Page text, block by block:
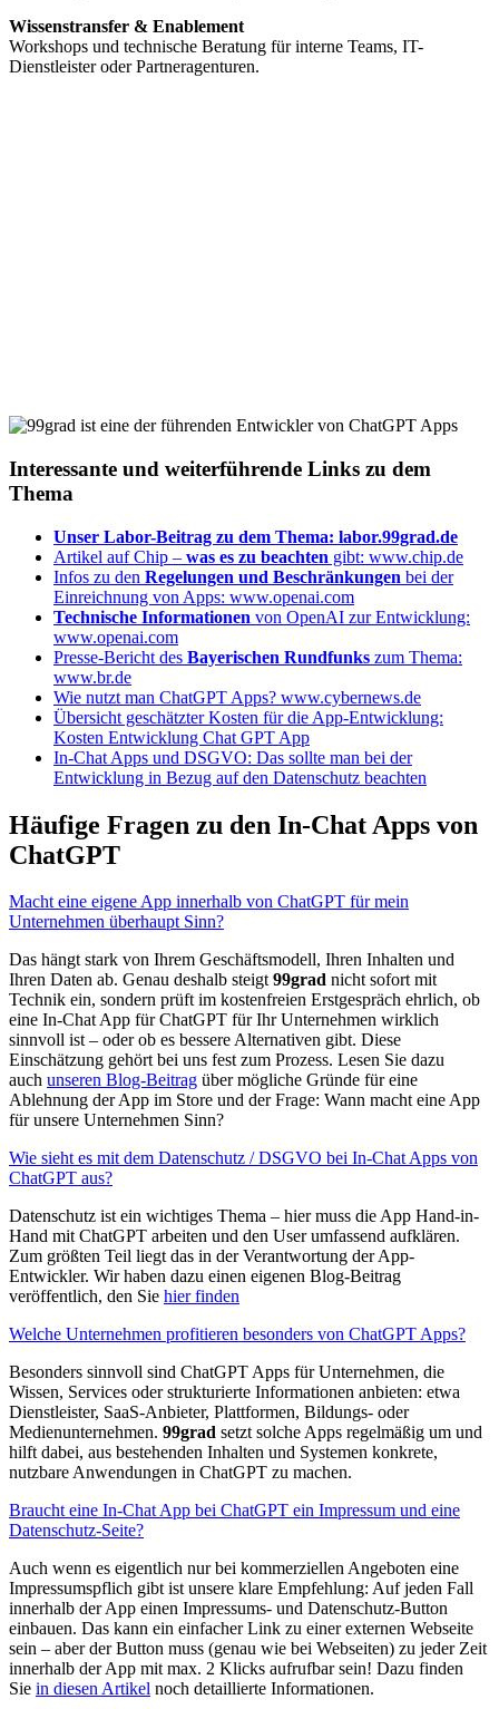
Wissenstransfer & Enablement
Workshops und technische Beratung für interne Teams, IT-
Dienstleister oder Partneragenturen.
Interessante und weiterführende Links zu dem
Thema
Unser Labor-Beitrag zu dem Thema: labor.99grad.de
Artikel auf Chip – was es zu beachten gibt: www.chip.de
Infos zu den Regelungen und Beschränkungen bei der
Einreichnung von Apps: www.openai.com
Technische Informationen von OpenAI zur Entwicklung:
www.openai.com
Presse-Bericht des Bayerischen Rundfunks zum Thema:
www.br.de
Wie nutzt man ChatGPT Apps? www.cybernews.de
Übersicht geschätzter Kosten für die App-Entwicklung:
Kosten Entwicklung Chat GPT App
In-Chat Apps und DSGVO: Das sollte man bei der
Entwicklung in Bezug auf den Datenschutz beachten
Häufige Fragen zu den In-Chat Apps von
ChatGPT
Macht eine eigene App innerhalb von ChatGPT für mein
Unternehmen überhaupt Sinn?
Das hängt stark von Ihrem Geschäftsmodell, Ihren Inhalten und
Ihren Daten ab. Genau deshalb steigt99grad nicht sofort mit
Technik ein, sondern prüft im kostenfreien Erstgespräch ehrlich, ob
eine In-Chat App für ChatGPT für Ihr Unternehmen wirklich
sinnvoll ist – oder ob es bessere Alternativen gibt. Diese
Einschätzung gehört bei uns fest zum Prozess. Lesen Sie dazu
auch unseren Blog-Beitrag über mögliche Gründe für eine
Ablehnung der App im Store und der Frage: Wann macht eine App
für unsere Unternehmen Sinn?
Wie sieht es mit dem Datenschutz / DSGVO bei In-Chat Apps von
ChatGPT aus?
Datenschutz ist ein wichtiges Thema – hier muss die App Hand-in-
Hand mit ChatGPT arbeiten und den User umfassend aufklären.
Zum größten Teil liegt das in der Verantwortung der App-
Entwickler. Wir haben dazu einen eigenen Blog-Beitrag
veröffentlich, den Sie hier finden
Welche Unternehmen profitieren besonders von ChatGPT Apps?
Besonders sinnvoll sind ChatGPT Apps für Unternehmen, die
Wissen, Services oder strukturierte Informationen anbieten: etwa
Dienstleister, SaaS-Anbieter, Plattformen, Bildungs- oder
Medienunternehmen. 99grad setzt solche Apps regelmäßig um und
hilft dabei, aus bestehenden Inhalten und Systemen konkrete,
nutzbare Anwendungen in ChatGPT zu machen.
Braucht eine In-Chat App bei ChatGPT ein Impressum und eine
Datenschutz-Seite?
Auch wenn es eigentlich nur bei kommerziellen Angeboten eine
Impressumspflich gibt ist unsere klare Empfehlung: Auf jeden Fall
innerhalb der App einen Impressums- und Datenschutz-Button
einbauen. Das kann ein einfacher Link zu einer externen Webseite
sein – aber der Button muss (genau wie bei Webseiten) zu jeder Zeit
innerhalb der App mit max. 2 Klicks aufrufbar sein! Dazu finden
Sie in diesen Artikel noch detaillierte Informationen.